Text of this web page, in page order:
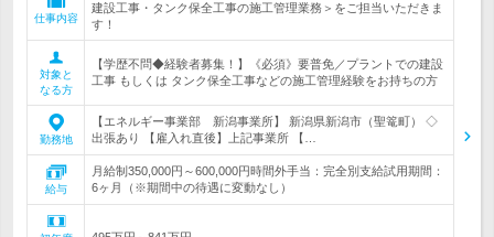
仕事内容
建設工事・タンク保全工事の施工管理業務＞をご担当いただきま
す！
対象と
なる方
【学歴不問◆経験者募集！】《必須》要普免／プラントでの建設
工事 もしくは タンク保全工事などの施工管理経験をお持ちの方
勤務地
【エネルギー事業部 新潟事業所】 新潟県新潟市（聖篭町） ◇
出張あり 【雇入れ直後】上記事業所 【…
給与
月給制350,000円～600,000円時間外手当：完全別支給試用期間：
6ヶ月（※期間中の待遇に変動なし）